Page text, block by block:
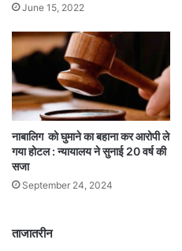
June 15, 2022
नाबालिग को घुमाने का बहाना कर आरोपी ले
गया होटल : न्यायालय ने सुनाई 20 वर्ष की
सजा
September 24, 2024
ताजातरीन